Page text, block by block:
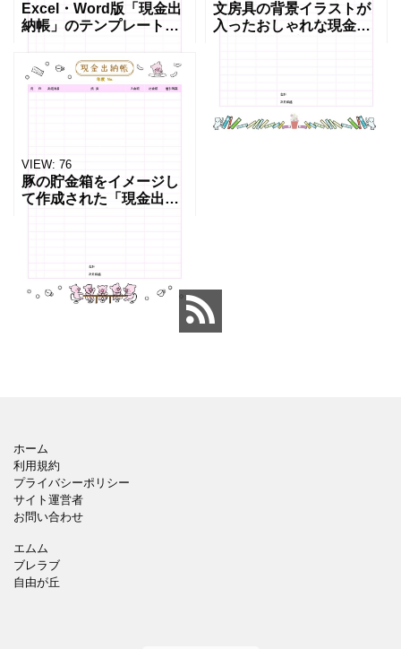
Excel・Word版「現金出
納帳」のテンプレートで
ト入り楽しい雰囲気のあ
るフォーマットです。
Excelのテンプレートには
文房具の背景イラストが
入ったおしゃれな現金出
かわいい文房具のイラス
トがまわりにデザインさ
れていま
VIEW: 76
豚の貯金箱をイメージし
て作成された「現金出納
Wordのテンプレートがあ
り、Excelには
ホーム
利用規約
プライバシーポリシー
サイト運営者
お問い合わせ
エムム
ブレラブ
自由が丘